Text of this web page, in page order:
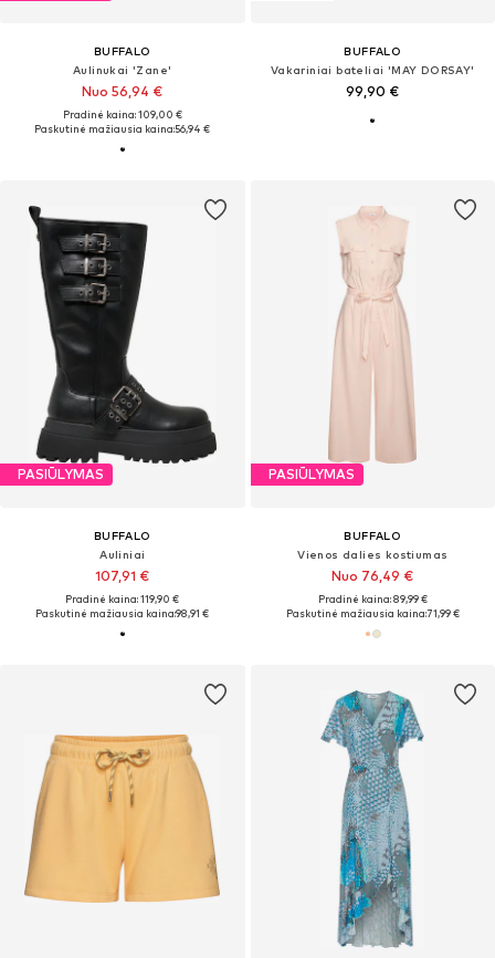
BUFFALO
Aulinukai 'Zane'
Nuo 56,94 €
Pradinė kaina: 109,00 €
Paskutinė mažiausia kaina:56,94 €
BUFFALO
Vakariniai bateliai 'MAY DORSAY'
99,90 €
PASIŪLYMAS
BUFFALO
Auliniai
107,91 €
Pradinė kaina: 119,90 €
Paskutinė mažiausia kaina:98,91 €
PASIŪLYMAS
BUFFALO
Vienos dalies kostiumas
Nuo 76,49 €
Pradinė kaina: 89,99 €
Paskutinė mažiausia kaina:71,99 €